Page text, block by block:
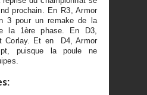
prochain. En R3, Armor
3 pour un remake de la
la 1ère phase. En D3,
Corlay. Et en D4, Armor
puisque la poule ne